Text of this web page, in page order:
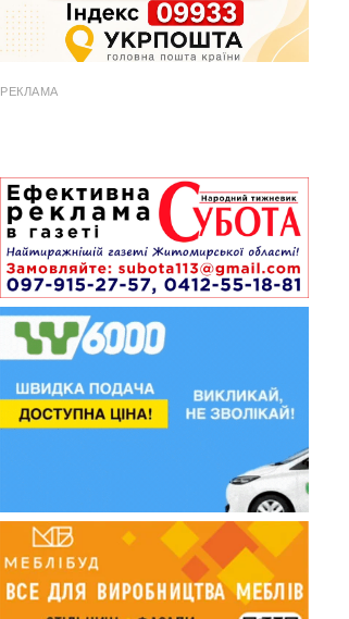
РЕКЛАМА